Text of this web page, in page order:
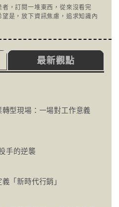
者，訂閱一堆東西，從來沒看完
望是，放下資訊焦慮，追求知識內
最新觀點
型現場：一場對工作意義
手的逆襲
「新時代行銷」